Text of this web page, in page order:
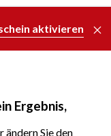
aktivieren
Ergebnis,
Sie den